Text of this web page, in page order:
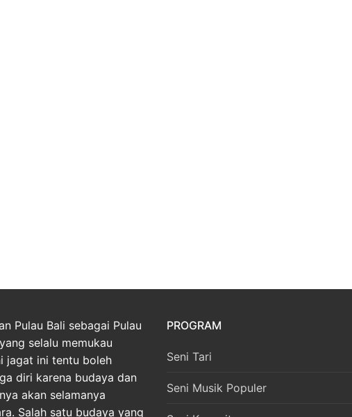
Pulau Bali sebagai Pulau
selalu memukau
jagat ini tentu boleh
diri karena budaya dan
akan selamanya
Salah satu budaya yang
PROGRAM
Seni Tari
Seni Musik Populer